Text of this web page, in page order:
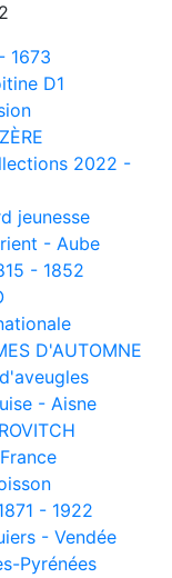
1673
D1
2022 -
jeunesse
- Aube
- 1852
D'AUTOMNE
- Aisne
- 1922
- Vendée
Pyrénées